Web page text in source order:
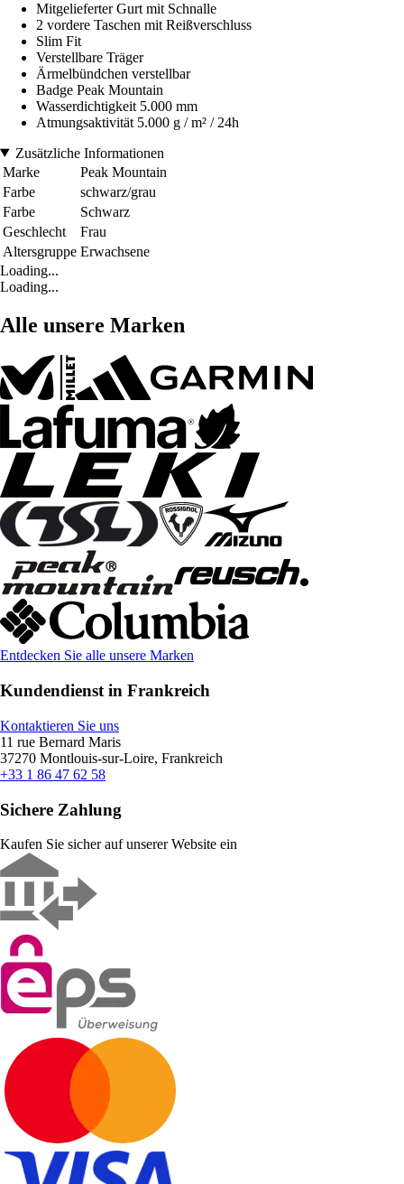
Mitgelieferter Gurt mit Schnalle
2 vordere Taschen mit Reißverschluss
Slim Fit
Verstellbare Träger
Ärmelbündchen verstellbar
Badge Peak Mountain
Wasserdichtigkeit 5.000 mm
Atmungsaktivität 5.000 g / m² / 24h
Zusätzliche Informationen
Marke
Peak Mountain
Farbe
schwarz/grau
Farbe
Schwarz
Geschlecht
Frau
Altersgruppe Erwachsene
Loading...
Loading...
Alle unsere Marken
Entdecken Sie alle unsere Marken
Kundendienst in Frankreich
Kontaktieren Sie uns
11 rue Bernard Maris
37270 Montlouis-sur-Loire, Frankreich
+33 1 86 47 62 58
Sichere Zahlung
Kaufen Sie sicher auf unserer Website ein